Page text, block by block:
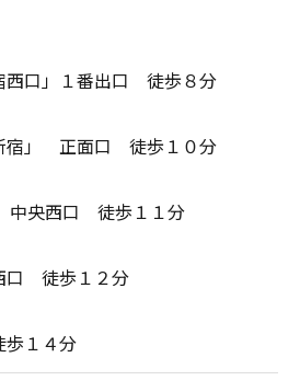
口」１番出口 徒歩８分
宿」 正面口 徒歩１０分
央西口 徒歩１１分
口 徒歩１２分
１４分